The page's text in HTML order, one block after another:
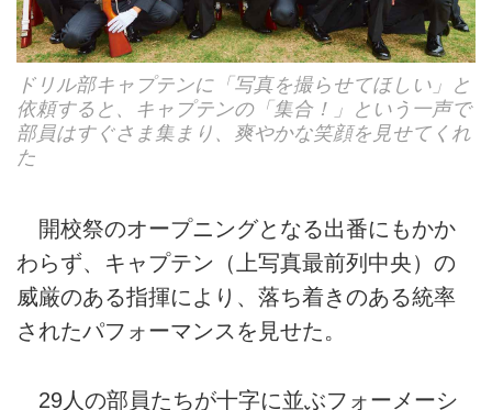
ドリル部キャプテンに「写真を撮らせてほしい」と
依頼すると、キャプテンの「集合！」という一声で
部員はすぐさま集まり、爽やかな笑顔を見せてくれ
た
開校祭のオープニングとなる出番にもかか
わらず、キャプテン（上写真最前列中央）の
威厳のある指揮により、落ち着きのある統率
されたパフォーマンスを見せた。
29人の部員たちが十字に並ぶフォーメーシ